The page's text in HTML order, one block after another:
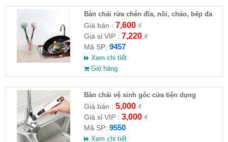
Bàn chải rửa chén đĩa, nồi, chảo, bếp đa
năng 27x6cm
Giá bán : 7,600₫
Giá sỉ VIP : 7,220₫
Mã SP: 9457
Xem chi tiết
Giỏ hàng
Bàn chải vệ sinh góc cửa tiện dụng
Giá bán : 5,000₫
Giá sỉ VIP : 3,000₫
Mã SP: 9550
Xem chi tiết